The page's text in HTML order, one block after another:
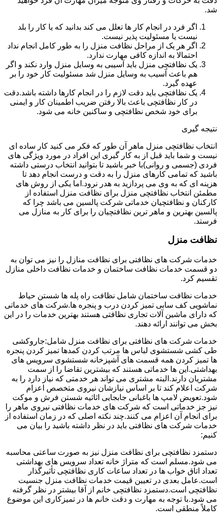
شد.
اگر فرد در انجام کار ها تعلل می کند بدانید که یا کار را بلد
نیست یا مسئولیت پذیر نیست.
اگر هر یک از مراحل نظافت منزل را به طور کامل انجام نداد
احتمالا به اندازه کافی مهارت ندارد.
یک نظافتچی منزل باید آسیبی به وسایل منزل وارد نکند و اگر
هم باعث آسیب به وسایل منزل شد مسئولیت کار خود را بر
عهده گیرد.
یک نظافتچی باید دقت لازم را در انجام کارها داشته باشد.دقت
در کار نظافتچی باعث بالا رفتن ضریب اطمینان کار و ایمنی
برای خود شخص نظافتچی و ساکنین خانه می شود.
نتیجه گیری
انتخاب نظافتچی منزل ماهر آن طور که فکر می کنید کار ساده ای
نیست و شما باید قبل از به کار گیری این افراد در مورد ویژگی های
فردی (جسمی و روانی)با خبر باشید تا بتوانید انتخاب درستی داشته
باشید که تمامی کارهای منزل را به دقت و درست انجام دهد تا
هزینه ای که به وی می پردازید به هدر نرود.اما یکی از روش های
مطمئن انتخاب نظافتچی منزل برای نظافت منزل استفاده از
کارکنان و نظافتچیان خدماتی شرکت پالسین می باشد چرا که
پالسین بهترین و ماهر ترین نظافتچیان را برای کار به منازل می
فرستد.
نظافت منزل
خدمات شرکت های نظافتی برای نظافت منازل را نیز می توان به
دو قسمت خدمات نظافت ساختمان و خدمات نظافت داخلی منازل
تقسیم کرد.
خدمات نظافت ساختمان شامل نظافت راه پله ها شستن حیاط
نماشویی کف سابی تمیز کردن درب و پنجره ها.شرکت های خدماتی
که دارای ماشین آلات تجاری نظافتی هستند بهترین خدمات را در این
بخش می توانند ارائه دهند.
خدمات شرکت های نظافتی برای نظافت منزل شامل:جاروکشی
طی کشی شستشوی لباس ها مرتب کردن کمدها تمیز کردن پنجره
ها تمیز کردن همه قسمت های آشپزخانه شستشوی سرویس های
بهداشتی.این ها خدماتی هستند که بیشترین تقاضا را از سمت
مشتریان دارند.البته مشتری می تواند هر خدمتی که نیاز دارد را به
شرکت اعلام کند تا بر اساس نیازشان نیروی متخصص اعزام
شود.تعویض لامپ ها باغبانی جابجایی اثاثیه شستن فرش و موکت
نیز جز خدماتی است که شرکت های خدمات نظافتی نیروی ماهر را
برای انجام آن اعزام می کنند.چند نکته اصلی که در زمان استفاده از
خدمات شرکت های نظافتی باید در نظر داشته باشید را بیان می
کنیم:
دستمزد نظافتچی برای نظافت منزل نیز به صورت ساعتی محاسبه
می شود.مسلم است که متراژ خانه تعداد سرویس های بهداشتی
تعداد اتاق خواب ها در تعداد ساعات کاری نظافتچی تأثیرگذار
است.عامل بعدی در تعیین قیمت خدمات نظافت منزل جنسیت
نظافتچی است.دستمزد نظافتچی خانم از آقا بیشتر در نظر گرفته
می شود.با توجه به مهارت و دقت خانم ها در تمیزکاری این موضوع
کاملاً منطقی است.